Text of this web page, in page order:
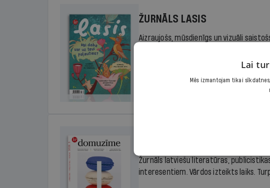
ŽURNĀLS LASIS
Aizraujošs, mūsdienīgs un vizuāli
Žurnāls latviešu literatūras,
interesentiem. Vārdos izteikts laiks.
Lai
Mēs izmantojam tikai